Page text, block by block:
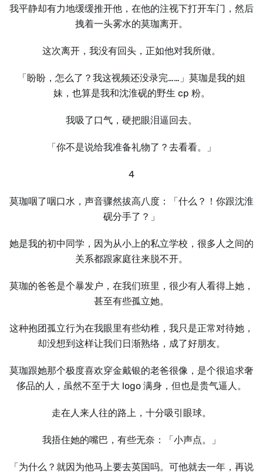
我平静却有力地缓缓推开他，在他的注视下打开车门，然后
拽着一头雾水的莫珈离开。
这次离开，我没有回头，正如他对我所做。
「盼盼，怎么了？我这视频还没录完……」莫珈是我的姐
妹，也算是我和沈淮砚的野生 cp 粉。
我吸了口气，硬把眼泪逼回去。
「你不是说给我准备礼物了？去看看。」
4
莫珈咽了咽口水，声音骤然拔高八度：「什么？！你跟沈淮
砚分手了？」
她是我的初中同学，因为从小上的私立学校，很多人之间的
关系都跟家庭往来脱不开。
莫珈的爸爸是个暴发户，在我们班里，很少有人看得上她，
甚至有些孤立她。
这种抱团孤立行为在我眼里有些幼稚，我只是正常对待她，
却没想到这样让我们日渐熟络，成了好朋友。
莫珈跟她那个极度喜欢穿金戴银的老爸很像，是个很追求奢
侈品的人，虽然不至于大 logo 满身，但也是贵气逼人。
走在人来人往的路上，十分吸引眼球。
我捂住她的嘴巴，有些无奈：「小声点。」
「为什么？就因为他马上要去英国吗。可他就去一年，再说